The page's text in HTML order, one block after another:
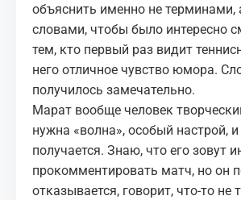
объяснить именно не терминами,
словами, чтобы было интересно
тем, кто первый раз видит
него отличное чувство юмора.
получилось замечательно.
Марат вообще человек
нужна «волна», особый настрой, и
получается. Знаю, что его зовут
прокомментировать матч, но он
отказывается, говорит, что-то не